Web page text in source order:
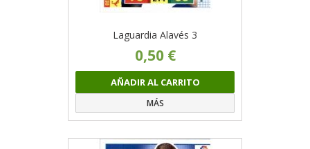
Laguardia Alavés 3
0,50 €
AÑADIR AL CARRITO
MÁS